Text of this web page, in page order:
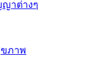
ญาต่างๆ
ภาพ